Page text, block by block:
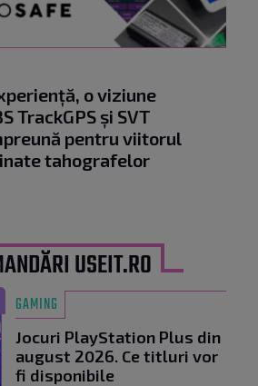
o viziune
TrackGPS și SVT
pentru viitorul
tahografelor
USEIT.RO
GAMING
Jocuri PlayStation Plus din
august 2026. Ce titluri vor
fi disponibile